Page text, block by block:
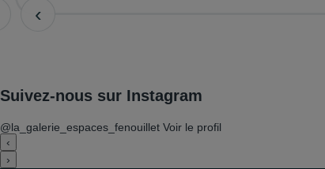
‹
Suivez-nous sur Instagram
@la_galerie_espaces_fenouillet Voir le profil
‹
›